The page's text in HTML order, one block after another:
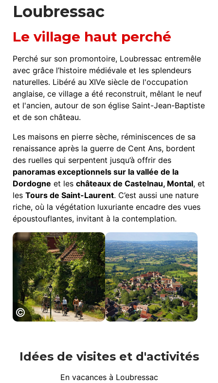
Loubressac
Le village haut perché
Perché sur son promontoire, Loubressac entremêle
avec grâce l’histoire médiévale et les splendeurs
naturelles. Libéré au XIVe siècle de l'occupation
anglaise, ce village a été reconstruit, mêlant le neuf
et l'ancien, autour de son église Saint-Jean-Baptiste
et de son château.
Les maisons en pierre sèche, réminiscences de sa
renaissance après la guerre de Cent Ans, bordent
des ruelles qui serpentent jusqu’à offrir des
panoramas exceptionnels sur la vallée de la
Dordogne et les châteaux de Castelnau, Montal, et
les Tours de Saint-Laurent. C’est aussi une nature
riche, où la végétation luxuriante encadre des vues
époustouflantes, invitant à la contemplation.
Idées de visites et d'activités
En vacances à Loubressac